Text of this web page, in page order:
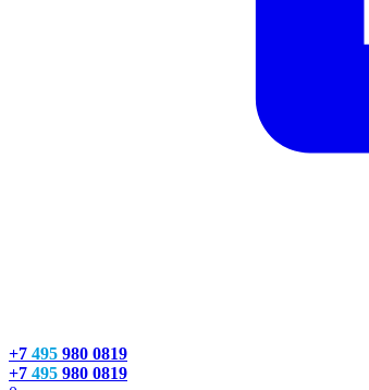
+7 495 980 0819
+7 495 980 0819